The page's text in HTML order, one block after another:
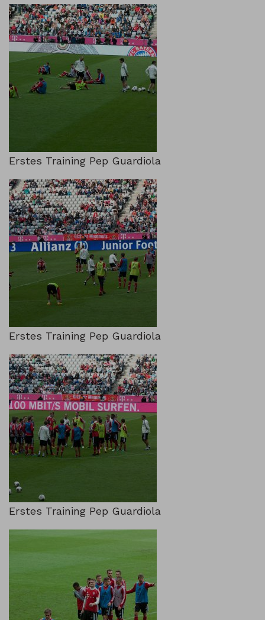
Erstes Training Pep Guardiola
Erstes Training Pep Guardiola
Erstes Training Pep Guardiola